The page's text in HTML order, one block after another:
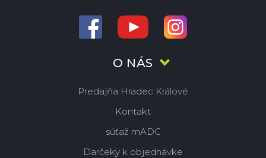
O NÁS
Predajňa Hradec Králové
Kontakt
súťaž mADC
Darčeky k objednávke